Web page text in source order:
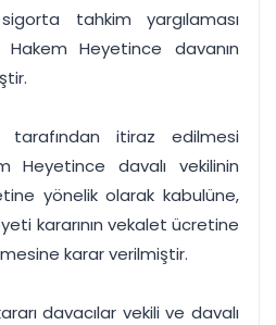
tahkim yargılaması
Hakem Heyetince davanın
tarafından itiraz edilmesi
Heyetince davalı vekilinin
yönelik olarak kabulüne,
kararının vekalet ücretine
karar verilmiştir.
davacılar vekili ve davalı